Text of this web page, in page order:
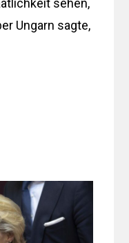
Ungarn sagte,